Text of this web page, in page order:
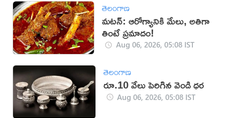
తెలంగాణ
మటన్: ఆరోగ్యానికి మేలు, అతిగా
తింటే ప్రమాదం!
Aug 06, 2026, 05:08 IST
తెలంగాణ
రూ.10 వేలు పెరిగిన వెండి ధర
Aug 06, 2026, 05:08 IST